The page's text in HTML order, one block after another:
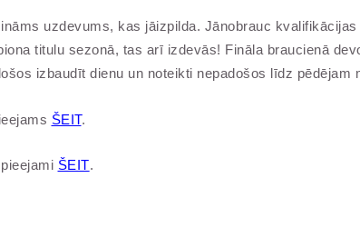
uzdevums, kas jāizpilda. Jānobrauc
titulu sezonā, tas arī izdevās! Fināla braucienā
izbaudīt dienu un noteikti nepadošos līdz
ŠEIT.
ŠEIT.